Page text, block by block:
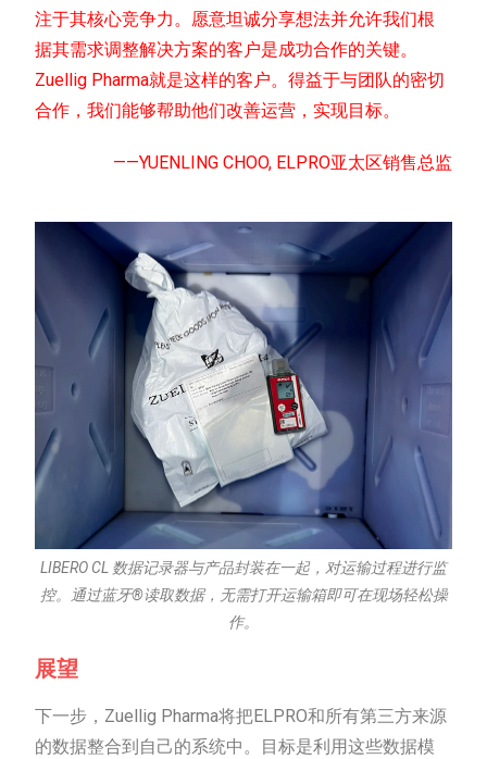
注于其核心竞争力。愿意坦诚分享想法并允许我们根
据其需求调整解决方案的客户是成功合作的关键。
Zuellig Pharma就是这样的客户。得益于与团队的密切
合作，我们能够帮助他们改善运营，实现目标。
——YUENLING CHOO, ELPRO亚太区销售总监
LIBERO CL 数据记录器与产品封装在一起，对运输过程进行监
控。通过蓝牙®读取数据，无需打开运输箱即可在现场轻松操
作。
展望
下一步，Zuellig Pharma将把ELPRO和所有第三方来源
的数据整合到自己的系统中。目标是利用这些数据模